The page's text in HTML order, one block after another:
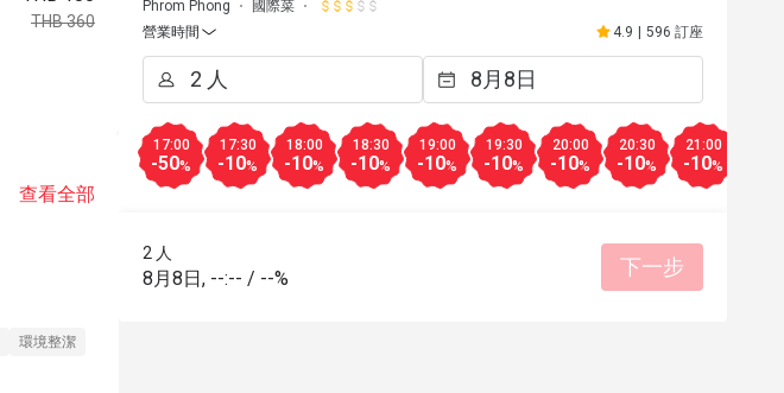
THB 360
查看全部
環境整潔
A
2024年12月15日
S**
Phrom Phong
國際菜
營業時間
4.9 | 596 訂座
17:00
-50%
17:30
-10%
18:00
-10%
18:30
-10%
19:00
-10%
19:30
-10%
20:00
-10%
20:30
-10%
21:00
-10%
2 人
8月8日, --:-- / --% 下一步